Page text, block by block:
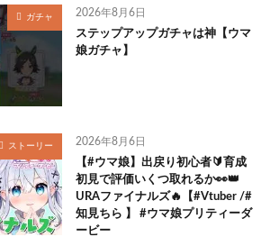
ガチャ 2026年8月6日
ステップアップガチャは神【ウマ
娘ガチャ】
ストーリー 2026年8月6日
【#ウマ娘】出戻り初心者🔰育成
初見で評価いくつ取れるか👀👑
URAファイナルズ🔥【#Vtuber /#
知見ちら 】 #ウマ娘プリティーダ
ービー